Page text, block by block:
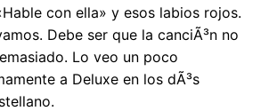
con ella» y esos labios rojos.
Debe ser que la canciÃ³n no
Lo veo un poco
a Deluxe en los dÃ³s